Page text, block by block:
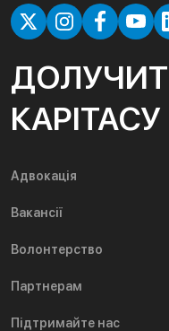
КАРІТАСУ
Адвокація
Вакансії
Волонтерство
Партнерам
Підтримайте нас